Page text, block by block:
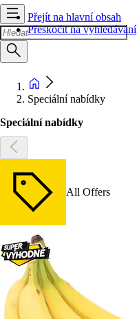
Přejít na hlavní obsah
Přeskočit na vyhledávání
Speciální nabídky
Speciální nabídky
All Offers